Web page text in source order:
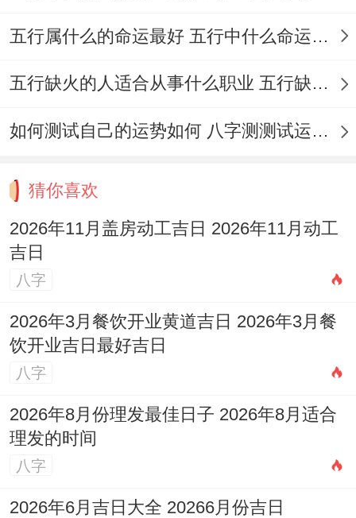
普通建议在阳气较旺的上午开工,寓意家运昌
生辰八字再挑个更精准的时辰，这样就更稳
开西南门;哪属于「坤」位，五行属土...选日
子的时候优先挑五行属火（火生土）或者属
土（同属性）的日子;比如11月17日（五行
火）与11月22日（五行土）就更契合西南门
主人的健康运势有用处 。
要是动工与后续的婚嫁、搬家等大事儿有关
联、哪最佳选择带有「天德」「月德」等贵
人星的日子，就像11月25日就是个例子;寓
意家庭与睦,喜事连连。
五行属什么的命运最好 五行中什么命运势旺盛
五行缺火的人适合从事什么职业 五行缺火的人适合从事的职业有哪些
如何测试自己的运势如何 八字测测试运运程
猜你喜欢
2026年11月盖房动工吉日 2026年11月动工
吉日
八字
2026年3月餐饮开业黄道吉日 2026年3月餐
饮开业吉日最好吉日
八字
2026年8月份理发最佳日子 2026年8月适合
理发的时间
八字
2026年6月吉日大全 20266月份吉日